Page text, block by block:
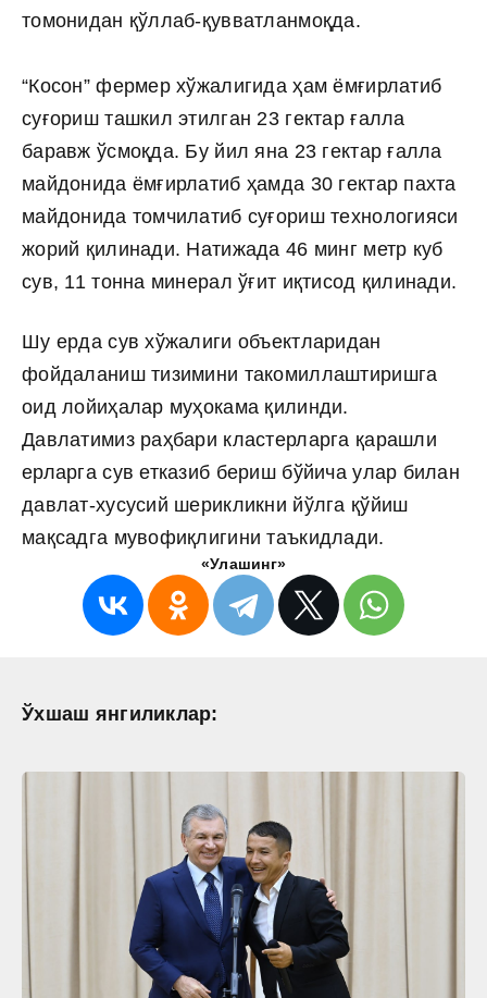
томонидан қўллаб-қувватланмоқда.
“Косон” фермер хўжалигида ҳам ёмғирлатиб
суғориш ташкил этилган 23 гектар ғалла
баравж ўсмоқда. Бу йил яна 23 гектар ғалла
майдонида ёмғирлатиб ҳамда 30 гектар пахта
майдонида томчилатиб суғориш технологияси
жорий қилинади. Натижада 46 минг метр куб
cув, 11 тонна минерал ўғит иқтисод қилинади.
Шу ерда сув хўжалиги объектларидан
фойдаланиш тизимини такомиллаштиришга
оид лойиҳалар муҳокама қилинди.
Давлатимиз раҳбари кластерларга қарашли
ерларга сув етказиб бериш бўйича улар билан
давлат-хусусий шерикликни йўлга қўйиш
мақсадга мувофиқлигини таъкидлади.
«Улашинг»
Ўхшаш янгиликлар: